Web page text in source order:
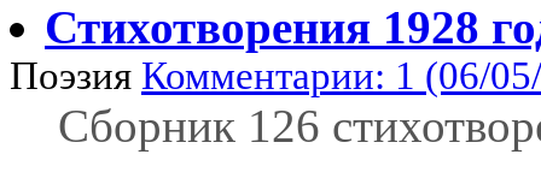
Стихотворения 1928
Поэзия Комментарии: 1 (06/
Сборник 126